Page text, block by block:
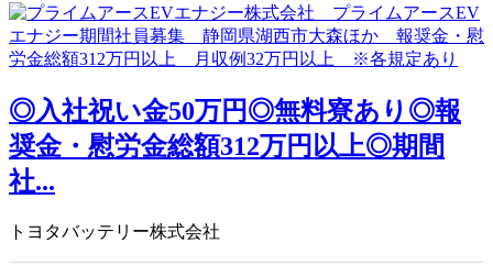
◎入社祝い金50万円◎無料寮あり◎報
奨金・慰労金総額312万円以上◎期間
社...
トヨタバッテリー株式会社